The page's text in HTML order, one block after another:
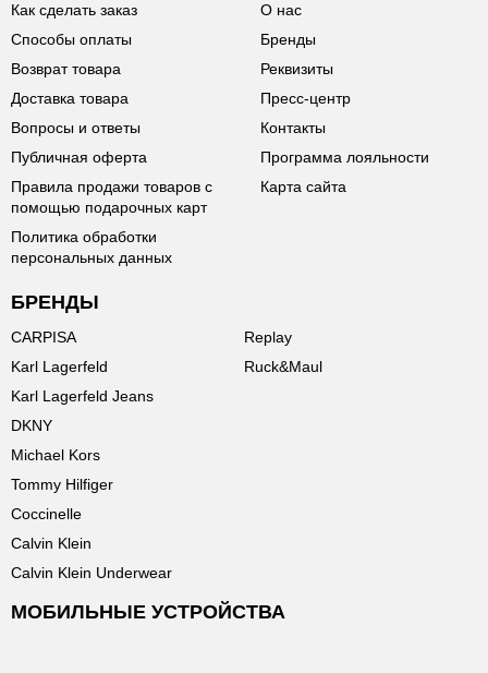
Как сделать заказ
Способы оплаты
Возврат товара
Доставка товара
Вопросы и ответы
Публичная оферта
Правила продажи товаров с
помощью подарочных карт
Политика обработки
персональных данных
О нас
Бренды
Реквизиты
Пресс-центр
Контакты
Программа лояльности
Карта сайта
БРЕНДЫ
CARPISA
Karl Lagerfeld
Karl Lagerfeld Jeans
DKNY
Michael Kors
Tommy Hilfiger
Coccinelle
Calvin Klein
Calvin Klein Underwear
Replay
Ruck&Maul
МОБИЛЬНЫЕ УСТРОЙСТВА